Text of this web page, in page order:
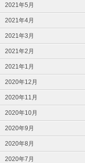
2021年5月
2021年4月
2021年3月
2021年2月
2021年1月
2020年12月
2020年11月
2020年10月
2020年9月
2020年8月
2020年7月